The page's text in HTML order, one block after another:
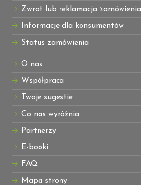
Zwrot lub reklamacja zamówienia
Informacje dla konsumentów
Status zamówienia
O nas
Współpraca
Twoje sugestie
Co nas wyróżnia
Partnerzy
E-booki
FAQ
Mapa strony